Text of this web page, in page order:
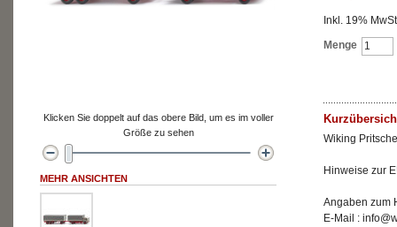
Inkl. 19%
Menge
Wiking
Hinweise zur
Angaben zum
E-Mail :
Klicken Sie doppelt auf das obere Bild, um es im voller
Größe zu sehen
MEHR ANSICHTEN